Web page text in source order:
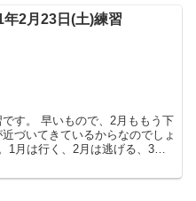
年2月23日(土)練習
月ももう下
づいてきているからなのでしょ
1月は行く、2月は逃げる、3月